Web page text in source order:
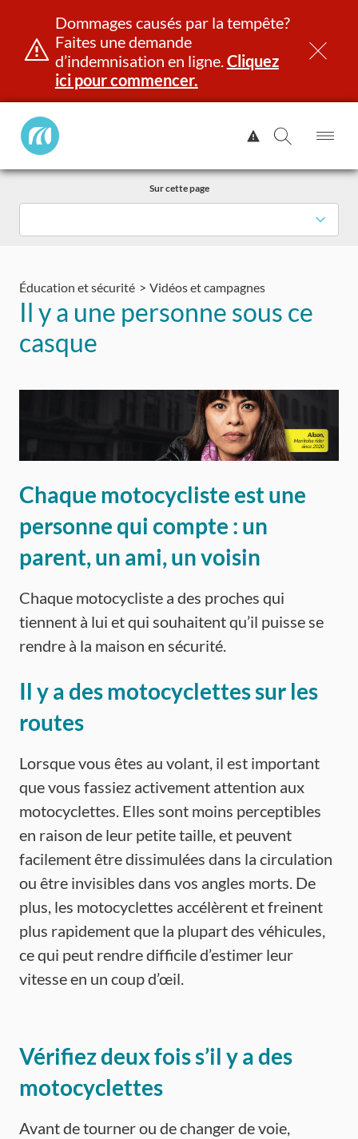
Aller
Dommages causés par la tempête?
Faites une demande
d’indemnisation en ligne.Cliquez
ici pour commencer.
Manitoba
Public
Afficher
l'alerte.
la
le
Indemnisation
Éducation et sécurité Vidéos et campagnes
Il y a une personne sous ce
casque
Sur cette page
Chaque motocycliste est une
personne qui compte : un
parent, un ami, un voisin
Chaque motocycliste a des proches qui
tiennent à lui et qui souhaitent qu’il puisse se
rendre à la maison en sécurité.
Il y a des motocyclettes sur les
routes
Lorsque vous êtes au volant, il est important
que vous fassiez activement attention aux
motocyclettes. Elles sont moins perceptibles
en raison de leur petite taille, et peuvent
facilement être dissimulées dans la circulation
ou être invisibles dans vos angles morts. De
plus, les motocyclettes accélèrent et freinent
plus rapidement que la plupart des véhicules,
ce qui peut rendre difficile d’estimer leur
vitesse en un coup d’œil.
Vérifiez deux fois s’il y a des
motocyclettes
Avant de tourner ou de changer de voie,